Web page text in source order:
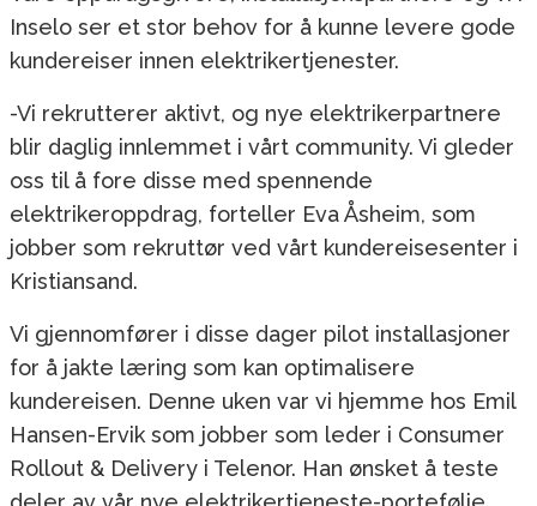
Inselo ser et stor behov for å kunne levere gode
kundereiser innen elektrikertjenester.
-Vi rekrutterer aktivt, og nye elektrikerpartnere
blir daglig innlemmet i vårt community. Vi gleder
oss til å fore disse med spennende
elektrikeroppdrag, forteller Eva Åsheim, som
jobber som rekruttør ved vårt kundereisesenter i
Kristiansand.
Vi gjennomfører i disse dager pilot installasjoner
for å jakte læring som kan optimalisere
kundereisen. Denne uken var vi hjemme hos Emil
Hansen-Ervik som jobber som leder i Consumer
Rollout & Delivery i Telenor. Han ønsket å teste